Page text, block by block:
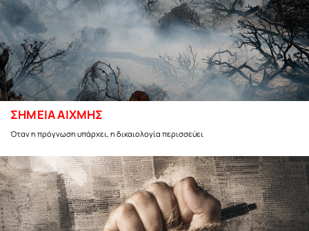
ΣΗΜΕΙΑ ΑΙΧΜΗΣ
Όταν η πρόγνωση υπάρχει, η δικαιολογία περισσεύει